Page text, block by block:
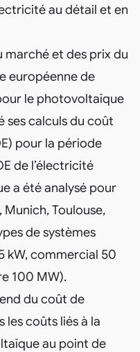
au détail et en
marché et des prix du
européenne de
le photovoltaïque
ses calculs du coût
pour la période
de l’électricité
a été analysé pour
Munich, Toulouse,
de systèmes
kW, commercial 50
100 MW).
du coût de
coûts liés à la
au point de